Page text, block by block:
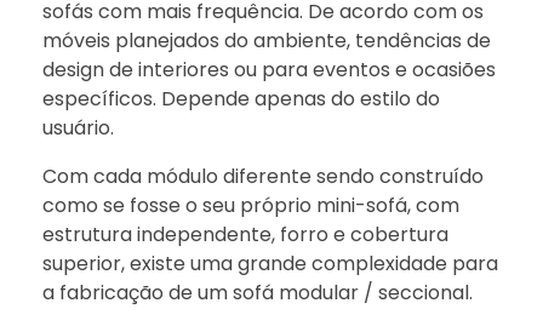
sofás com mais frequência. De acordo com os
móveis planejados do ambiente, tendências de
design de interiores ou para eventos e ocasiões
específicos. Depende apenas do estilo do
usuário.
Com cada módulo diferente sendo construído
como se fosse o seu próprio mini-sofá, com
estrutura independente, forro e cobertura
superior, existe uma grande complexidade para
a fabricação de um sofá modular / seccional.